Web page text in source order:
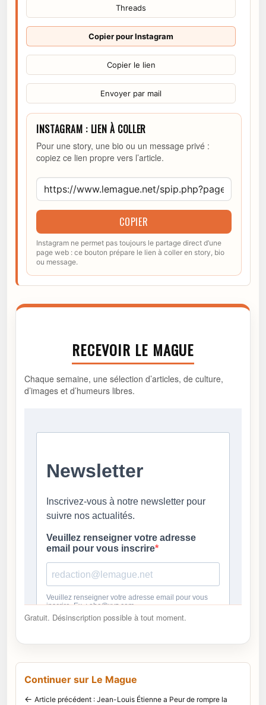
Threads
Copier pour Instagram
Copier le lien
Envoyer par mail
INSTAGRAM : LIEN À COLLER
Pour une story, une bio ou un message privé :
copiez ce lien propre vers l’article.
COPIER
Instagram ne permet pas toujours le partage direct d’une
page web : ce bouton prépare le lien à coller en story, bio
ou message.
RECEVOIR LE MAGUE
Chaque semaine, une sélection d’articles, de culture,
d’images et d’humeurs libres.
Gratuit. Désinscription possible à tout moment.
Continuer sur Le Mague
← Article précédent : Jean-Louis Étienne a Peur de rompre la